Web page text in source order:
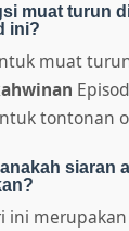
muat turun
ini?
muat
tontonan
siaran
ini